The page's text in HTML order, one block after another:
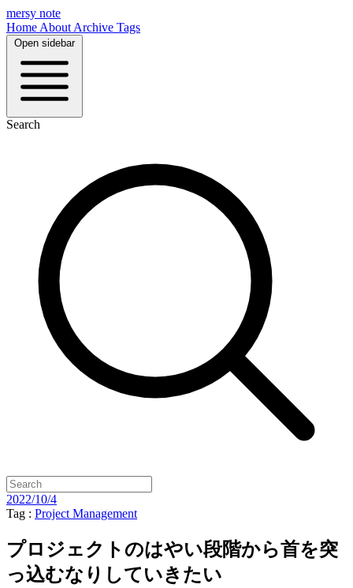
mersy note
Home About Archive Tags
Open sidebar
Search
2022/10/4
Tag : Project Management
プロジェクトのはやい段階から首を突
っ込むなりしていきたい